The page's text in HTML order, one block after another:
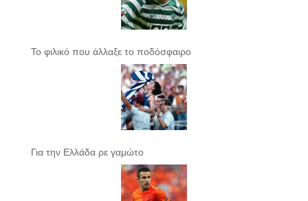
Το φιλικό που άλλαξε το ποδόσφαιρο
Για την Ελλάδα ρε γαμώτο